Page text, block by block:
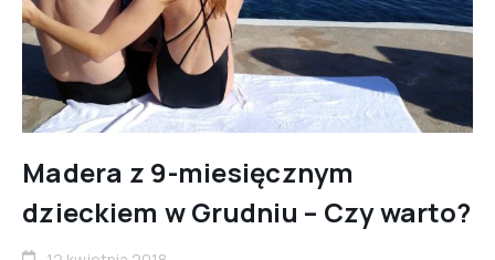
Madera z 9-miesięcznym
dzieckiem w Grudniu – Czy warto?